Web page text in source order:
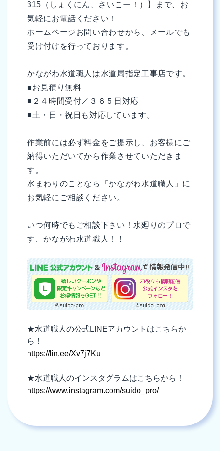
315（しょくにん、さいこー！）】まで、お
気軽にお電話ください！
ホームページお問い合わせから、メールでも
受け付けを行っております。
かながわ水道職人は水道局指定工事店です。
■お見積り無料
■２４時間受付／３６５日対応
■土・日・祝日も対応しています。
作業前には必ず料金をご提示し、お客様にご
納得いただいてから作業させていただきま
す。
水まわりのことなら「かながわ水道職人」に
お気軽にご相談ください。
いつ何時でもご相談下さい！水廻りのプロで
す、かながわ水道職人！！
★水道職人の公式LINEアカウントはこちらか
ら！
https://lin.ee/Xv7j7Ku
★水道職人のインスタグラムはこちらから！
https://www.instagram.com/suido_pro/